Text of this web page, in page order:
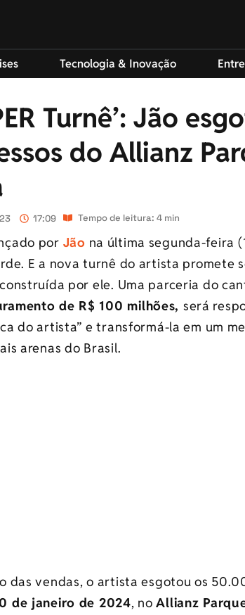
Tecnologia & Inovação
Turnê’: Jão
do Allianz
17:09 Tempo de leitura: 4 min
por Jão na última segunda-feira
E a nova turnê do artista promete
por ele. Uma parceria do
de R$ 100 milhões, será
do artista” e transformá-la em um
arenas do Brasil.
das vendas, o artista esgotou os
de janeiro de 2024, noAllianz